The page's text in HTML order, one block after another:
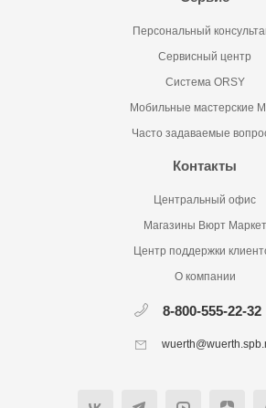
Персональный
Сервисный центр
Система ORSY
Мобильные мастерские
Часто задаваемые
Контакты
Центральный офис
Магазины Вюрт Маркет
Центр поддержки
О компании
8-800-555-22-32